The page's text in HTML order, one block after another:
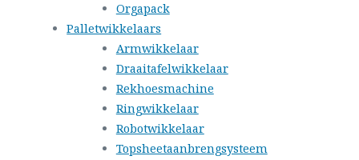
Orgapack
Palletwikkelaars
Armwikkelaar
Draaitafelwikkelaar
Rekhoesmachine
Ringwikkelaar
Robotwikkelaar
Topsheetaanbrengsysteem